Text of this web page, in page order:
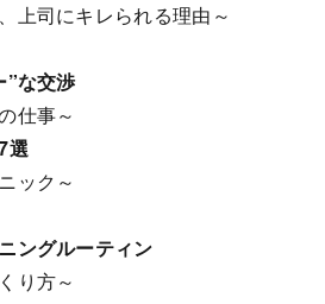
上司にキレられる理由～
な交渉
仕事～
選
ック～
ングルーティン
り方～